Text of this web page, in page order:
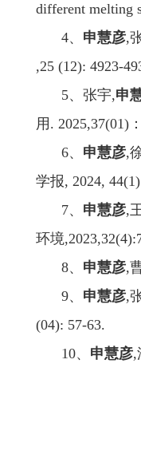
different melting
4、 申慧彦,
,25 (12): 4923-
5、 张宇,申
用 . 2025,37(01) ：
6、 申慧彦,
学报, 2024,
7、 申慧彦,
环境,
8、 申慧彦,
9、 申慧彦,
(04): 57-63.
10、 申慧彦,